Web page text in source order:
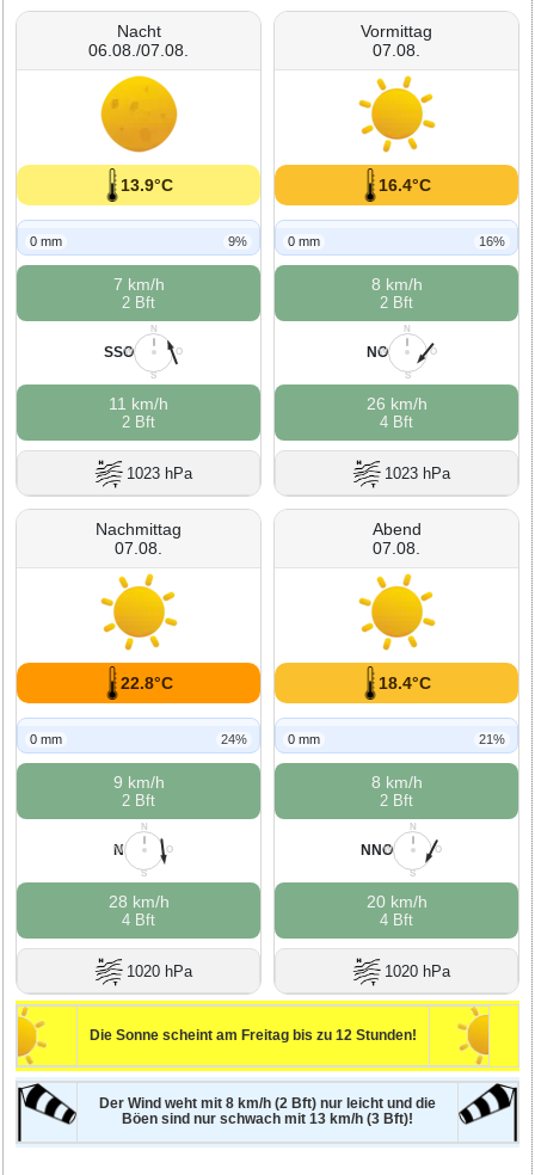
Nacht
06.08./07.08.
13.9°C
0 mm 9%
7 km/h
2 Bft
N
O
S
W
SSO
11 km/h
2 Bft
1023 hPa
Vormittag
07.08.
16.4°C
0 mm 16%
8 km/h
2 Bft
N
O
S
W
NO
26 km/h
4 Bft
1023 hPa
Nachmittag
07.08.
22.8°C
0 mm 24%
9 km/h
2 Bft
N
O
S
W
N
28 km/h
4 Bft
1020 hPa
Abend
07.08.
18.4°C
0 mm 21%
8 km/h
2 Bft
N
O
S
W
NNO
20 km/h
4 Bft
1020 hPa
Die Sonne scheint am Freitag bis zu 12 Stunden!
Der Wind weht mit 8 km/h (2 Bft) nur leicht und die
Böen sind nur schwach mit 13 km/h (3 Bft)!